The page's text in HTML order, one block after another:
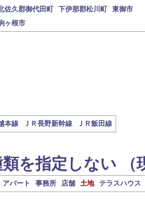
佐久郡御代田町 下伊那郡松川町
東御市
ヶ根市
本線 ＪＲ長野新幹線 ＪＲ飯田線
を指定しない （
アパート 事務所 店舗 土地 テラスハウス